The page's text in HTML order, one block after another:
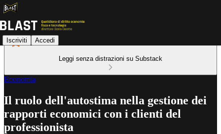
Iscriviti Accedi
Leggi senza distrazioni su Substack
Economia
Il ruolo dell'autostima nella gestione dei
rapporti economici con i clienti del
professionista